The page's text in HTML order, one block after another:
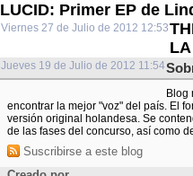
LUCID: Primer EP de
Viernes 27 de Julio de 2012 12:53
Jueves 19 de Julio de 2012 11:54
Blog
encontrar la mejor "voz" del país. El
versión original holandesa. Se
de las fases del concurso, así como
Suscribirse a este blog